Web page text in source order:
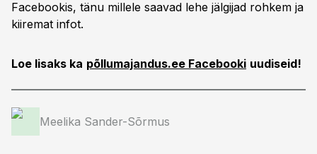
Facebookis, tänu millele saavad lehe jälgijad rohkem ja
kiiremat infot.
Loe lisaks ka põllumajandus.ee Facebooki uudiseid!
Meelika Sander-Sõrmus